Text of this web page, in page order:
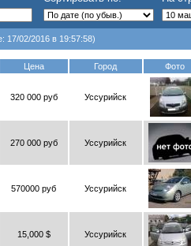
02/2016 в 19:57:58)
Цена Город Фото
320 000 руб Уссурийск
270 000 руб Уссурийск
570000 руб Уссурийск
15,000 $ Уссурийск